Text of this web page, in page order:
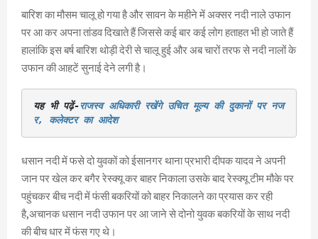
बारिश का मौसम चालू हो गया है और सावन के महीने में अक्सर नदी नाले उफान
पर आ कर अपना तांडव दिखाते हैं जिससे कई बार कई लोग हताहत भी हो जाते हैं
हालांकि इस बर्ष बारिश थोड़ी देरी से चालू हुई और अब चारों तरफ से नदी नालों के
उफान की आहटें सुनाई देने लगी है।
यह भी पढ़ें-राजस्व अधिकारी रखेंगे उचित मूल्य की दुकानों पर नज
र, कलेक्टर का आदेश
धसान नदी में फसे दो युवकों को ईसानगर थाना प्रभारी दीपक यादव ने अपनी
जान पर खेल कर बगैर रेस्क्यू कर बाहर निकाला उसके बाद रेस्क्यू टीम मौके पर
पहुंचकर बीच नदी में फंसी बकरियों को बाहर निकालने का प्रयास कर रही
है,अचानक धसान नदी उफान पर आ जाने से दोनो युवक बकरियों के साथ नदी
की बीच धार में फंस गए थे।